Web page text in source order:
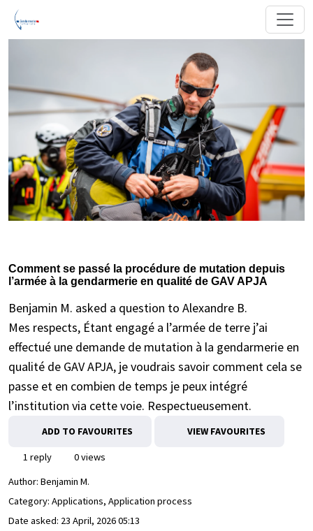
Comment se passé la procédure de mutation depuis
l’armée à la gendarmerie en qualité de GAV APJA
Benjamin M. asked a question to Alexandre B.
Mes respects, Étant engagé a l’armée de terre j’ai
effectué une demande de mutation à la gendarmerie en
qualité de GAV APJA, je voudrais savoir comment cela se
passe et en combien de temps je peux intégré
l’institution via cette voie. Respectueusement.
ADD TO FAVOURITES VIEW FAVOURITES
1 reply
0 views
Author: Benjamin M.
Category: Applications, Application process
Date asked: 23 April, 2026 05:13